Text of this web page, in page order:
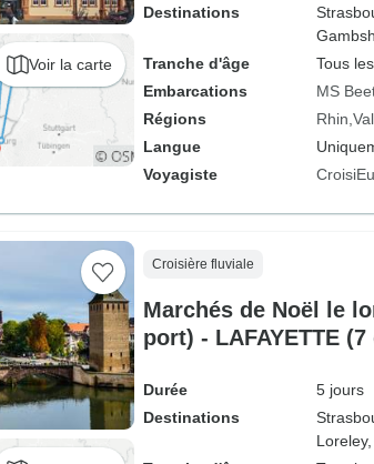
Voir la carte
Destinations
Tranche d'âge
Tous
Embarcations
MS
Régions
Rhin
Langue
Voyagiste
Croisière fluviale
Marchés de Noël le
port) - LAFAYETTE
Durée
5 jours
Destinations
Loreley,